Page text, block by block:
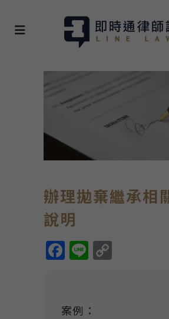
辦理拋棄繼承相
說明
Facebook
Line
案例：